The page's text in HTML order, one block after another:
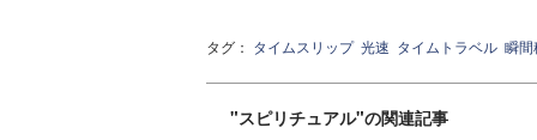
タグ： タイムスリップ 光速 タイムトラベル 瞬間
"スピリチュアル"の関連記事